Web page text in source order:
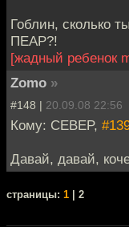
Гоблин, сколько
ПЕАР?!
[жадный ребенок
Zomo »
#148 | 20.09.08 22:56
Кому: CEBEP,
Давай, давай,
cтраницы: 1 | 2